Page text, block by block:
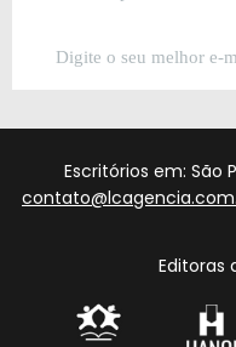
Escritórios em: São
Editoras